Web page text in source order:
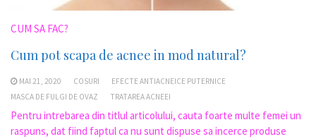
CUM SA FAC?
Cum pot scapa de acnee in mod natural?
MAI 21, 2020 COSURI
EFECTE ANTIACNEICE PUTERNICE
MASCA DE FULGI DE OVAZ
TRATAREA ACNEEI
Pentru intrebarea din titlul articolului, cauta foarte multe femei un
raspuns, dat fiind faptul ca nu sunt dispuse sa incerce produse